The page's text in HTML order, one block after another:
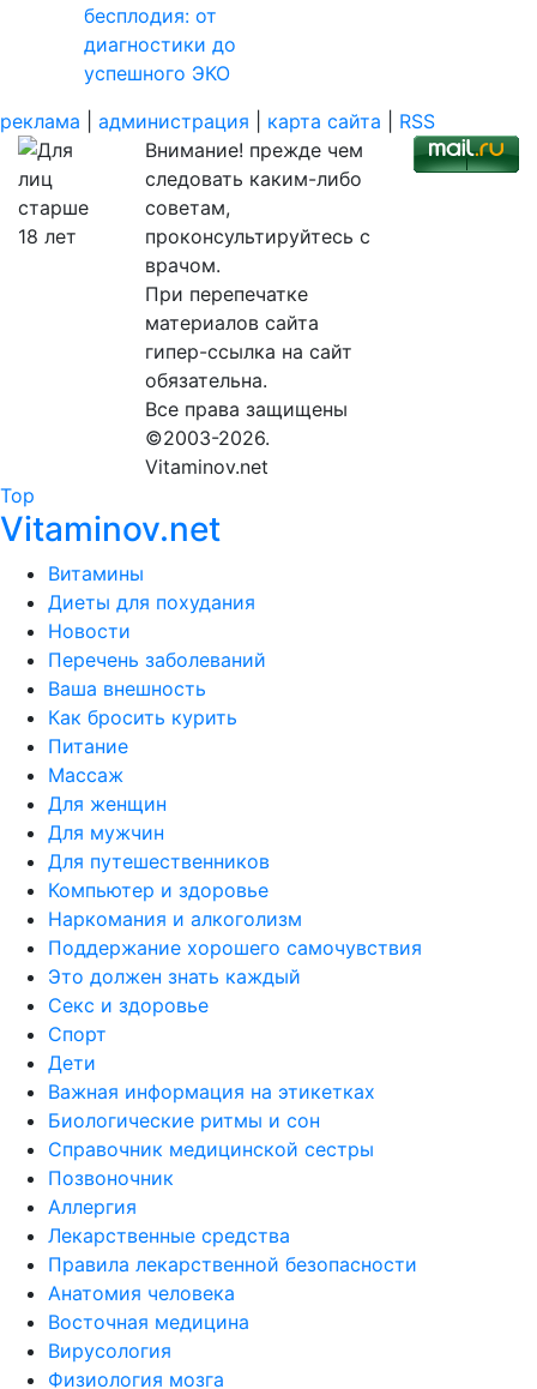
бесплодия: от
диагностики до
успешного ЭКО
реклама
администрация карта сайта
RSS
Внимание! прежде чем
следовать каким-либо
советам,
проконсультируйтесь с
врачом.
При перепечатке
материалов сайта
гипер-ссылка на сайт
обязательна.
Все права защищены
©2003-2026.
Vitaminov.net
Top
Vitaminov.net
Витамины
Диеты для похудания
Новости
Перечень заболеваний
Ваша внешность
Как бросить курить
Питание
Массаж
Для женщин
Для мужчин
Для путешественников
Компьютер и здоровье
Наркомания и алкоголизм
Поддержание хорошего самочувствия
Это должен знать каждый
Секс и здоровье
Спорт
Дети
Важная информация на этикетках
Биологические ритмы и сон
Справочник медицинской сестры
Позвоночник
Аллергия
Лекарственные средства
Правила лекарственной безопасности
Aнатомия человека
Восточная медицина
Вирусология
Физиология мозга